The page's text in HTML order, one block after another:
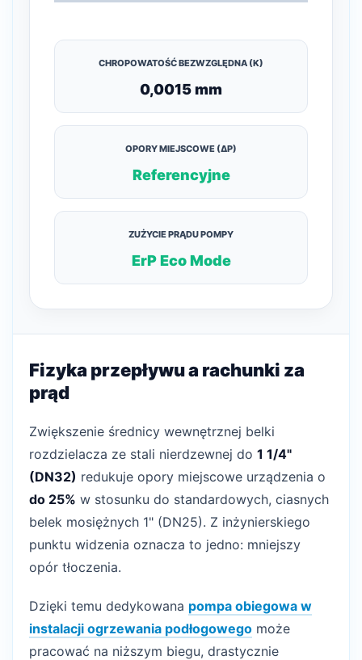
CHROPOWATOŚĆ BEZWZGLĘDNA (K)
0,0015 mm
OPORY MIEJSCOWE (ΔP)
Referencyjne
ZUŻYCIE PRĄDU POMPY
ErP Eco Mode
Fizyka przepływu a rachunki za
prąd
Zwiększenie średnicy wewnętrznej belki
rozdzielacza ze stali nierdzewnej do 1 1/4"
(DN32) redukuje opory miejscowe urządzenia o
do 25% w stosunku do standardowych, ciasnych
belek mosiężnych 1" (DN25). Z inżynierskiego
punktu widzenia oznacza to jedno: mniejszy
opór tłoczenia.
Dzięki temu dedykowana pompa obiegowa w
instalacji ogrzewania podłogowego może
pracować na niższym biegu, drastycznie